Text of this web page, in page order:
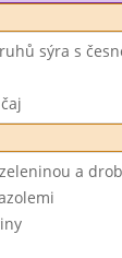
sýra s
a